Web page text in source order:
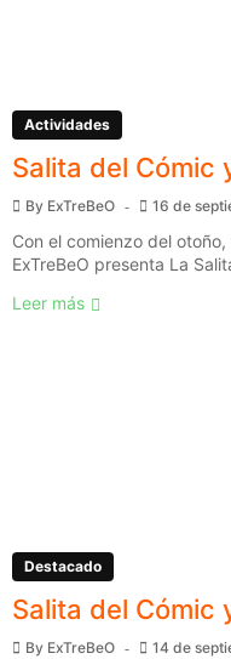
Actividades
Salita del Cómic
By ExTreBeO 16 de
Con el comienzo del
ExTreBeO presenta La
Leer más
Destacado
Salita del Cómic
By ExTreBeO 14 de